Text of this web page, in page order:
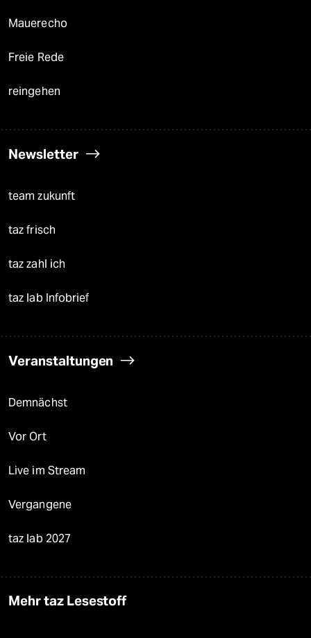
Mauerecho
Freie Rede
reingehen
Newsletter
team zukunft
taz frisch
taz zahl ich
taz lab Infobrief
Veranstaltungen
Demnächst
Vor Ort
Live im Stream
Vergangene
taz lab 2027
Mehr taz Lesestoff